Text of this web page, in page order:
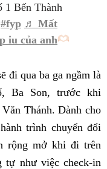
1 Bến Thành
#fyp ♬ Mất
iu của anh
đi qua ba ga ngầm là
Ba Son, trước khi
Thánh. Dành cho
trình chuyển đổi
rộng mở khi đi trên
tự như việc check-in